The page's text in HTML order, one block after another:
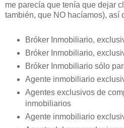
me parecía que tenía que dejar
también, que NO hacíamos), así
Bróker Inmobiliario,
Bróker Inmobiliario,
Bróker Inmobiliario sólo
Agente inmobiliario
Agentes exclusivos de
inmobiliarios
Agente inmobiliario